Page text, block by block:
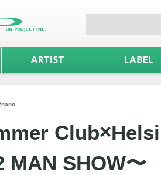
nano
MAN SHOW〜